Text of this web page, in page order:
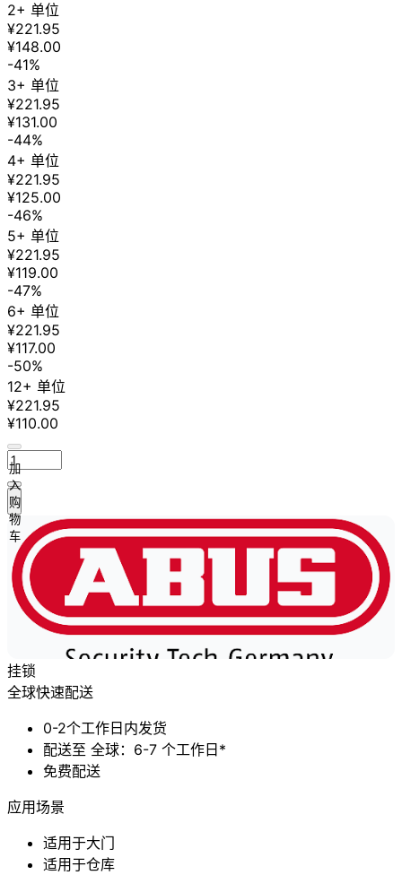
2+ 单位
¥221.95
¥148.00
-41%
3+ 单位
¥221.95
¥131.00
-44%
4+ 单位
¥221.95
¥125.00
-46%
5+ 单位
¥221.95
¥119.00
-47%
6+ 单位
¥221.95
¥117.00
-50%
12+ 单位
¥221.95
¥110.00
加
入
购
物
车
挂锁
全球快速配送
0-2个工作日内发货
配送至 全球：6-7 个工作日*
免费配送
应用场景
适用于大门
适用于仓库